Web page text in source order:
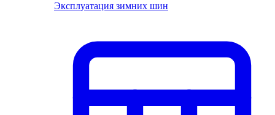
Эксплуатация зимних шин